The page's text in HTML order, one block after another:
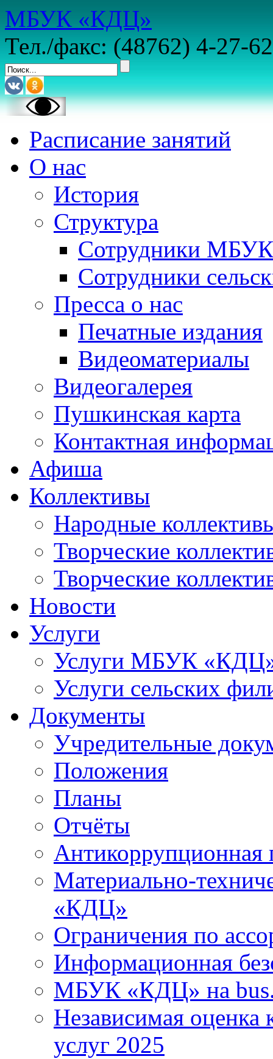
МБУК «КДЦ»
Тел./факс: (48762) 4-27-62
Расписание занятий
О нас
История
Структура
Сотрудники
Сотрудники
Пресса о нас
Печатные издания
Видеоматериалы
Видеогалерея
Пушкинская карта
Контактная
Афиша
Коллективы
Народные
Творческие
Творческие
Новости
Услуги
Услуги МБУК
Услуги сельских
Документы
Учредительные
Положения
Планы
Отчёты
Антикоррупционная
Материально-
«КДЦ»
Ограничения по
Информационная
МБУК «КДЦ» на
Независимая оценка
услуг 2025